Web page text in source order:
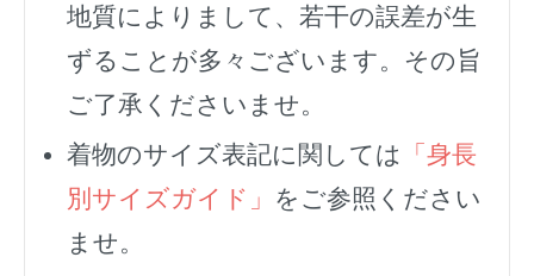
地質によりまして、若干の誤差が生
ずることが多々ございます。その旨
ご了承くださいませ。
着物のサイズ表記に関しては
「身長
別サイズガイド」 をご参照ください
ませ。